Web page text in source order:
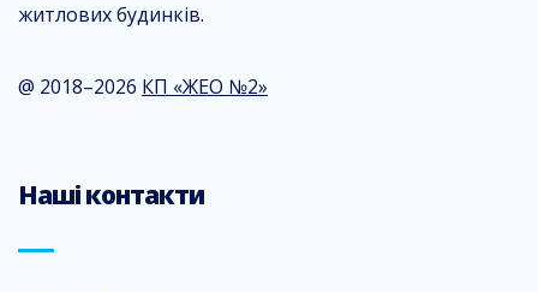
житлових будинків.
@ 2018–2026 КП «ЖЕО №2»
Наші контакти